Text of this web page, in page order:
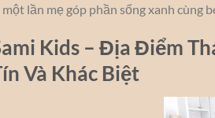
một lần mẹ góp phần sống xanh cùng
Kids – Địa Điểm
Và Khác Biệt